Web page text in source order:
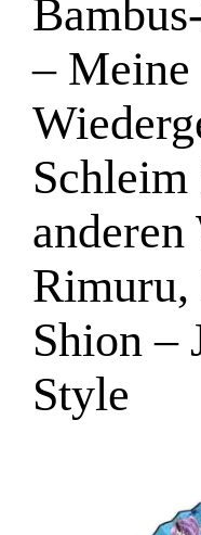
e
n
– Meine
Shion –
Style